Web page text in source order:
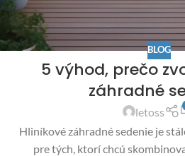
BLOG
5 výhod, prečo
záhradné
letoss
Hliníkové záhradné sedenie je
pre tých, ktorí chcú